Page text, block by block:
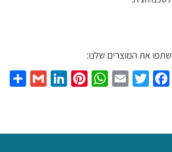
שתפו את המוצרים שלנו:
Facebook
Twitter
Email
WhatsApp
Pinterest
LinkedIn
Gmail